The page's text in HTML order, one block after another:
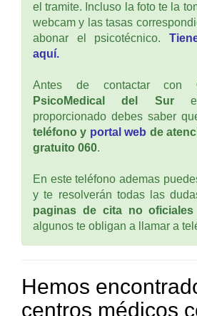
el tramite. Incluso la foto te la
webcam y las tasas
abonar el psicotécnico.
aquí.
Antes de contactar con
PsicoMedical del Sur
proporcionado debes saber
teléfono y portal web de
gratuito 060.
En este teléfono ademas
y te resolverán todas las
paginas de cita no
algunos te obligan a llamar a
Hemos
centros médicos